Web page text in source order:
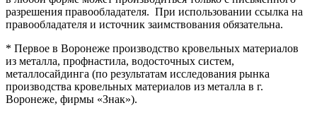
разрешения правообладателя. При использовании ссылка на
правообладателя и источник заимствования обязательна.
* Первое в Воронеже производство кровельных материалов
из металла, профнастила, водосточных систем,
металлосайдинга (по результатам исследования рынка
производства кровельных материалов из металла в г.
Воронеже, фирмы «Знак»).